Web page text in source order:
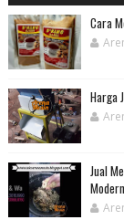
Cara
Harga
Jual
Modern